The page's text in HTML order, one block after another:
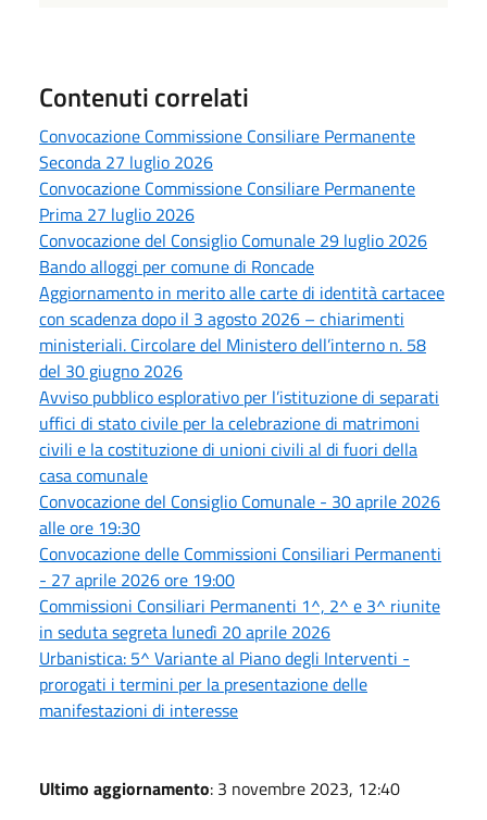
Contenuti correlati
Convocazione Commissione Consiliare Permanente
Seconda 27 luglio 2026
Convocazione Commissione Consiliare Permanente
Prima 27 luglio 2026
Convocazione del Consiglio Comunale 29 luglio 2026
Bando alloggi per comune di Roncade
Aggiornamento in merito alle carte di identità cartacee
con scadenza dopo il 3 agosto 2026 – chiarimenti
ministeriali. Circolare del Ministero dell’interno n. 58
del 30 giugno 2026
Avviso pubblico esplorativo per l’istituzione di separati
uffici di stato civile per la celebrazione di matrimoni
civili e la costituzione di unioni civili al di fuori della
casa comunale
Convocazione del Consiglio Comunale - 30 aprile 2026
alle ore 19:30
Convocazione delle Commissioni Consiliari Permanenti
- 27 aprile 2026 ore 19:00
Commissioni Consiliari Permanenti 1^, 2^ e 3^ riunite
in seduta segreta lunedì 20 aprile 2026
Urbanistica: 5^ Variante al Piano degli Interventi -
prorogati i termini per la presentazione delle
manifestazioni di interesse
Ultimo aggiornamento: 3 novembre 2023, 12:40